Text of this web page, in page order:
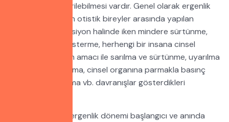
durumlarının giderilebilmesi vardır. Genel olarak ergenlik
dönemini yaşayan otistik bireyler arasında yapılan
gözlemlerde ereksiyon halinde iken mindere sürtünme,
cinsel organını gösterme, herhengi bir insana cinsel
duygularını tatmin amacı ile sarılma ve sürtünme, uyarılma
anında kendini sıkma, cinsel organına parmakla basınç
uygulama, soyunma vb. davranışlar gösterdikleri
Otistik Bireylerin ergenlik dönemi başlangıcı ve anında